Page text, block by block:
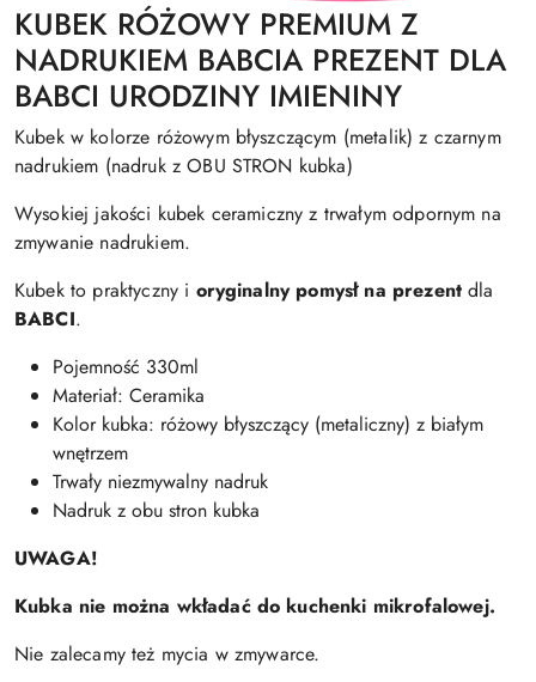
KUBEK RÓŻOWY PREMIUM Z
NADRUKIEM BABCIA PREZENT DLA
BABCI URODZINY IMIENINY
Kubek w kolorze różowym błyszczącym (metalik) z czarnym
nadrukiem (nadruk z OBU STRON kubka)
Wysokiej jakości kubek ceramiczny z trwałym odpornym na
zmywanie nadrukiem.
Kubek to praktyczny i oryginalny pomysł na prezent dla
BABCI.
Pojemność 330ml
Materiał: Ceramika
Kolor kubka: różowy błyszczący (metaliczny) z białym
wnętrzem
Trwały niezmywalny nadruk
Nadruk z obu stron kubka
UWAGA!
Kubka nie można wkładać do kuchenki mikrofalowej.
Nie zalecamy też mycia w zmywarce.